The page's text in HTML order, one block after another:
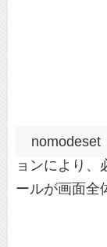
nomodeset
ョンにより、
ールが画面全